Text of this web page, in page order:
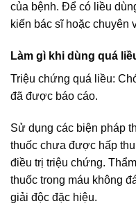
của bệnh. Để có liều
kiến bác sĩ hoặc chuyên
Làm gì khi dùng quá
Triệu chứng quá liều:
đã được báo cáo.
Sử dụng các biện pháp
thuốc chưa được hấp
điều trị triệu chứng.
thuốc trong máu không
giải độc đặc hiệu.